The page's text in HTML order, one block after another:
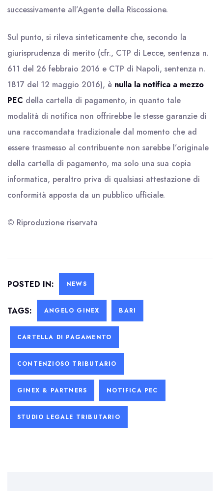
successivamente all’Agente della Riscossione.
Sul punto, si rileva sinteticamente che, secondo la
giurisprudenza di merito (cfr., CTP di Lecce, sentenza n.
611 del 26 febbraio 2016 e CTP di Napoli, sentenza n.
1817 del 12 maggio 2016), è nulla la notifica a mezzo
PEC della cartella di pagamento, in quanto tale
modalità di notifica non offrirebbe le stesse garanzie di
una raccomandata tradizionale dal momento che ad
essere trasmesso al contribuente non sarebbe l’originale
della cartella di pagamento, ma solo una sua copia
informatica, peraltro priva di qualsiasi attestazione di
conformità apposta da un pubblico ufficiale.
© Riproduzione riservata
POSTED IN: NEWS
TAGS: ANGELO GINEX BARI
CARTELLA DI PAGAMENTO
CONTENZIOSO TRIBUTARIO
GINEX & PARTNERS NOTIFICA PEC
STUDIO LEGALE TRIBUTARIO